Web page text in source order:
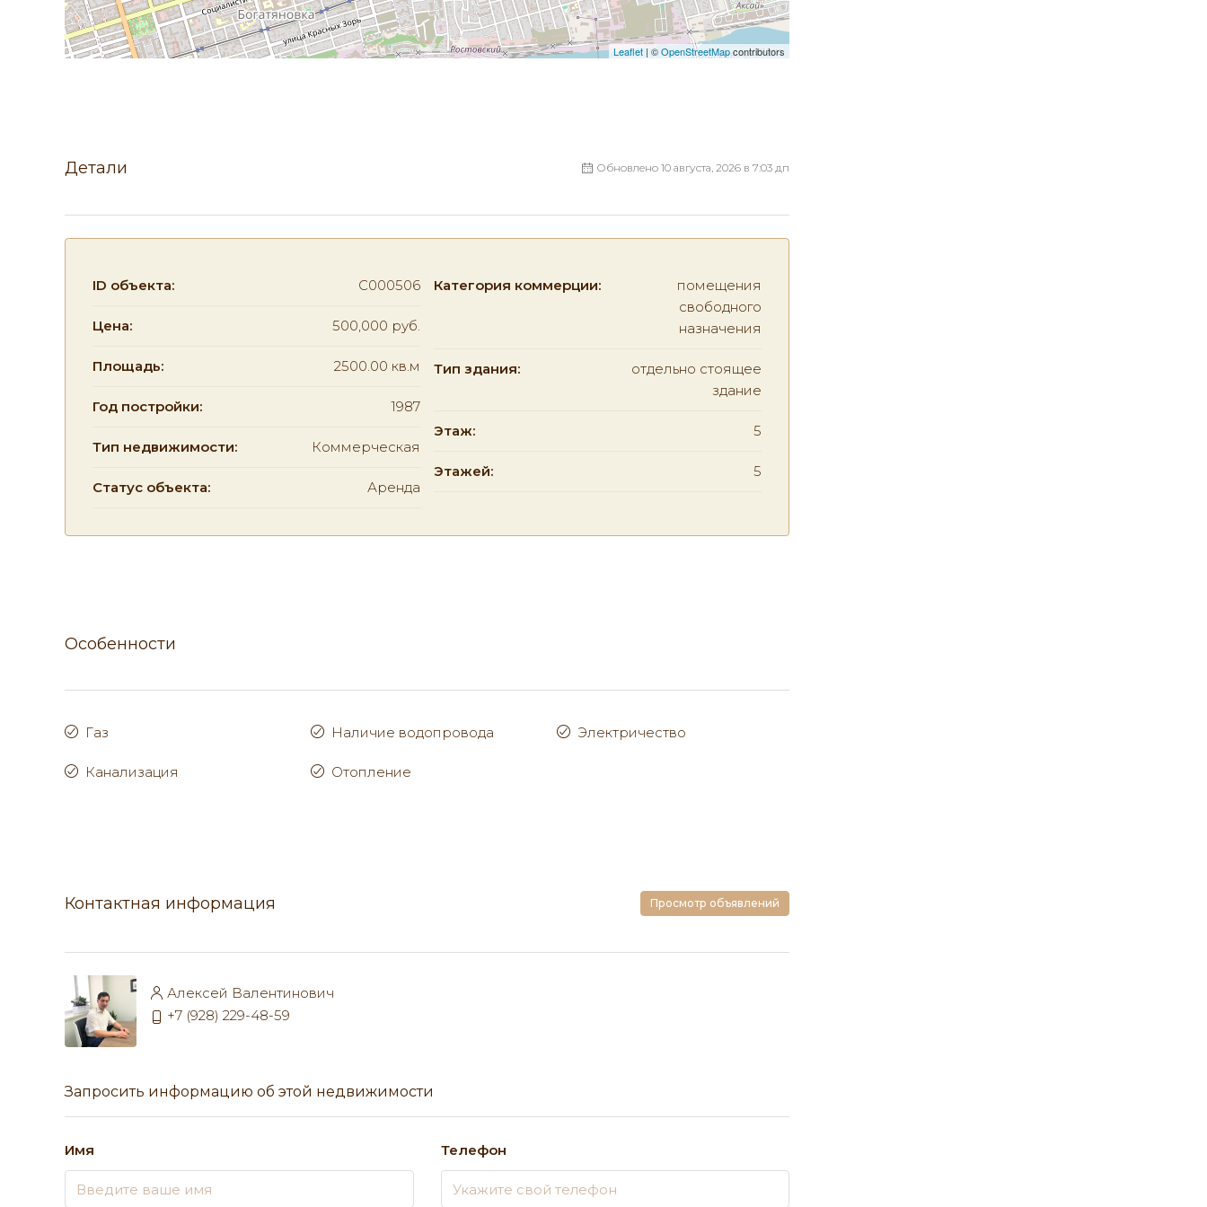
Leaflet | ©OpenStreetMapcontributors
Детали Обновлено 10 августа, 2026 в 7:03 дп
ID объекта: C000506
Цена: 500,000 руб.
Площадь: 2500.00 кв.м
Год постройки: 1987
Тип недвижимости: Коммерческая
Статус объекта: Аренда
Категория коммерции:
помещения
свободного
назначения
Тип здания:
отдельно стоящее
здание
Этаж: 5
Этажей: 5
Особенности
Газ
Канализация
Наличие водопровода
Отопление
Электричество
Контактная информация Просмотр объявлений
Алексей Валентинович
+7 (928) 229-48-59
Запросить информацию об этой недвижимости
Имя Телефон